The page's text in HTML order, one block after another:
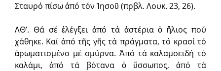
Σταυρό πίσω ἀπό τόν Ἰησοῦ (πρβλ. Λουκ. 23, 26).
ΛΘ’. Θά σέ ἐλέγξει ἀπό τά ἀστέρια ὁ ἥλιος πού
χάθηκε. Καί ἀπό τῆς γῆς τά πράγματα, τό κρασί τό
ἀρωματισμένο μέ σμύρνα. Ἀπό τά καλαμοειδή τό
καλάμι, ἀπό τά βότανα ὁ ὕσσωπος, ἀπό τά